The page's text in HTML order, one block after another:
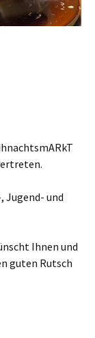
Jugend- und
Ihnen und
guten Rutsch